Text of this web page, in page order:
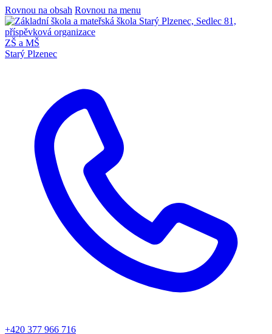
Rovnou na obsah Rovnou na menu
ZŠ a MŠ
Starý Plzenec
+420 377 966 716